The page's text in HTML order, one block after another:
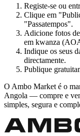
Registe-se ou
Clique em
"Passatempos".
Adicione fotos
em kwanza
Indique os seus
directamente.
Publique
O Ambo Market é o
Angola — compre e
simples, segura e